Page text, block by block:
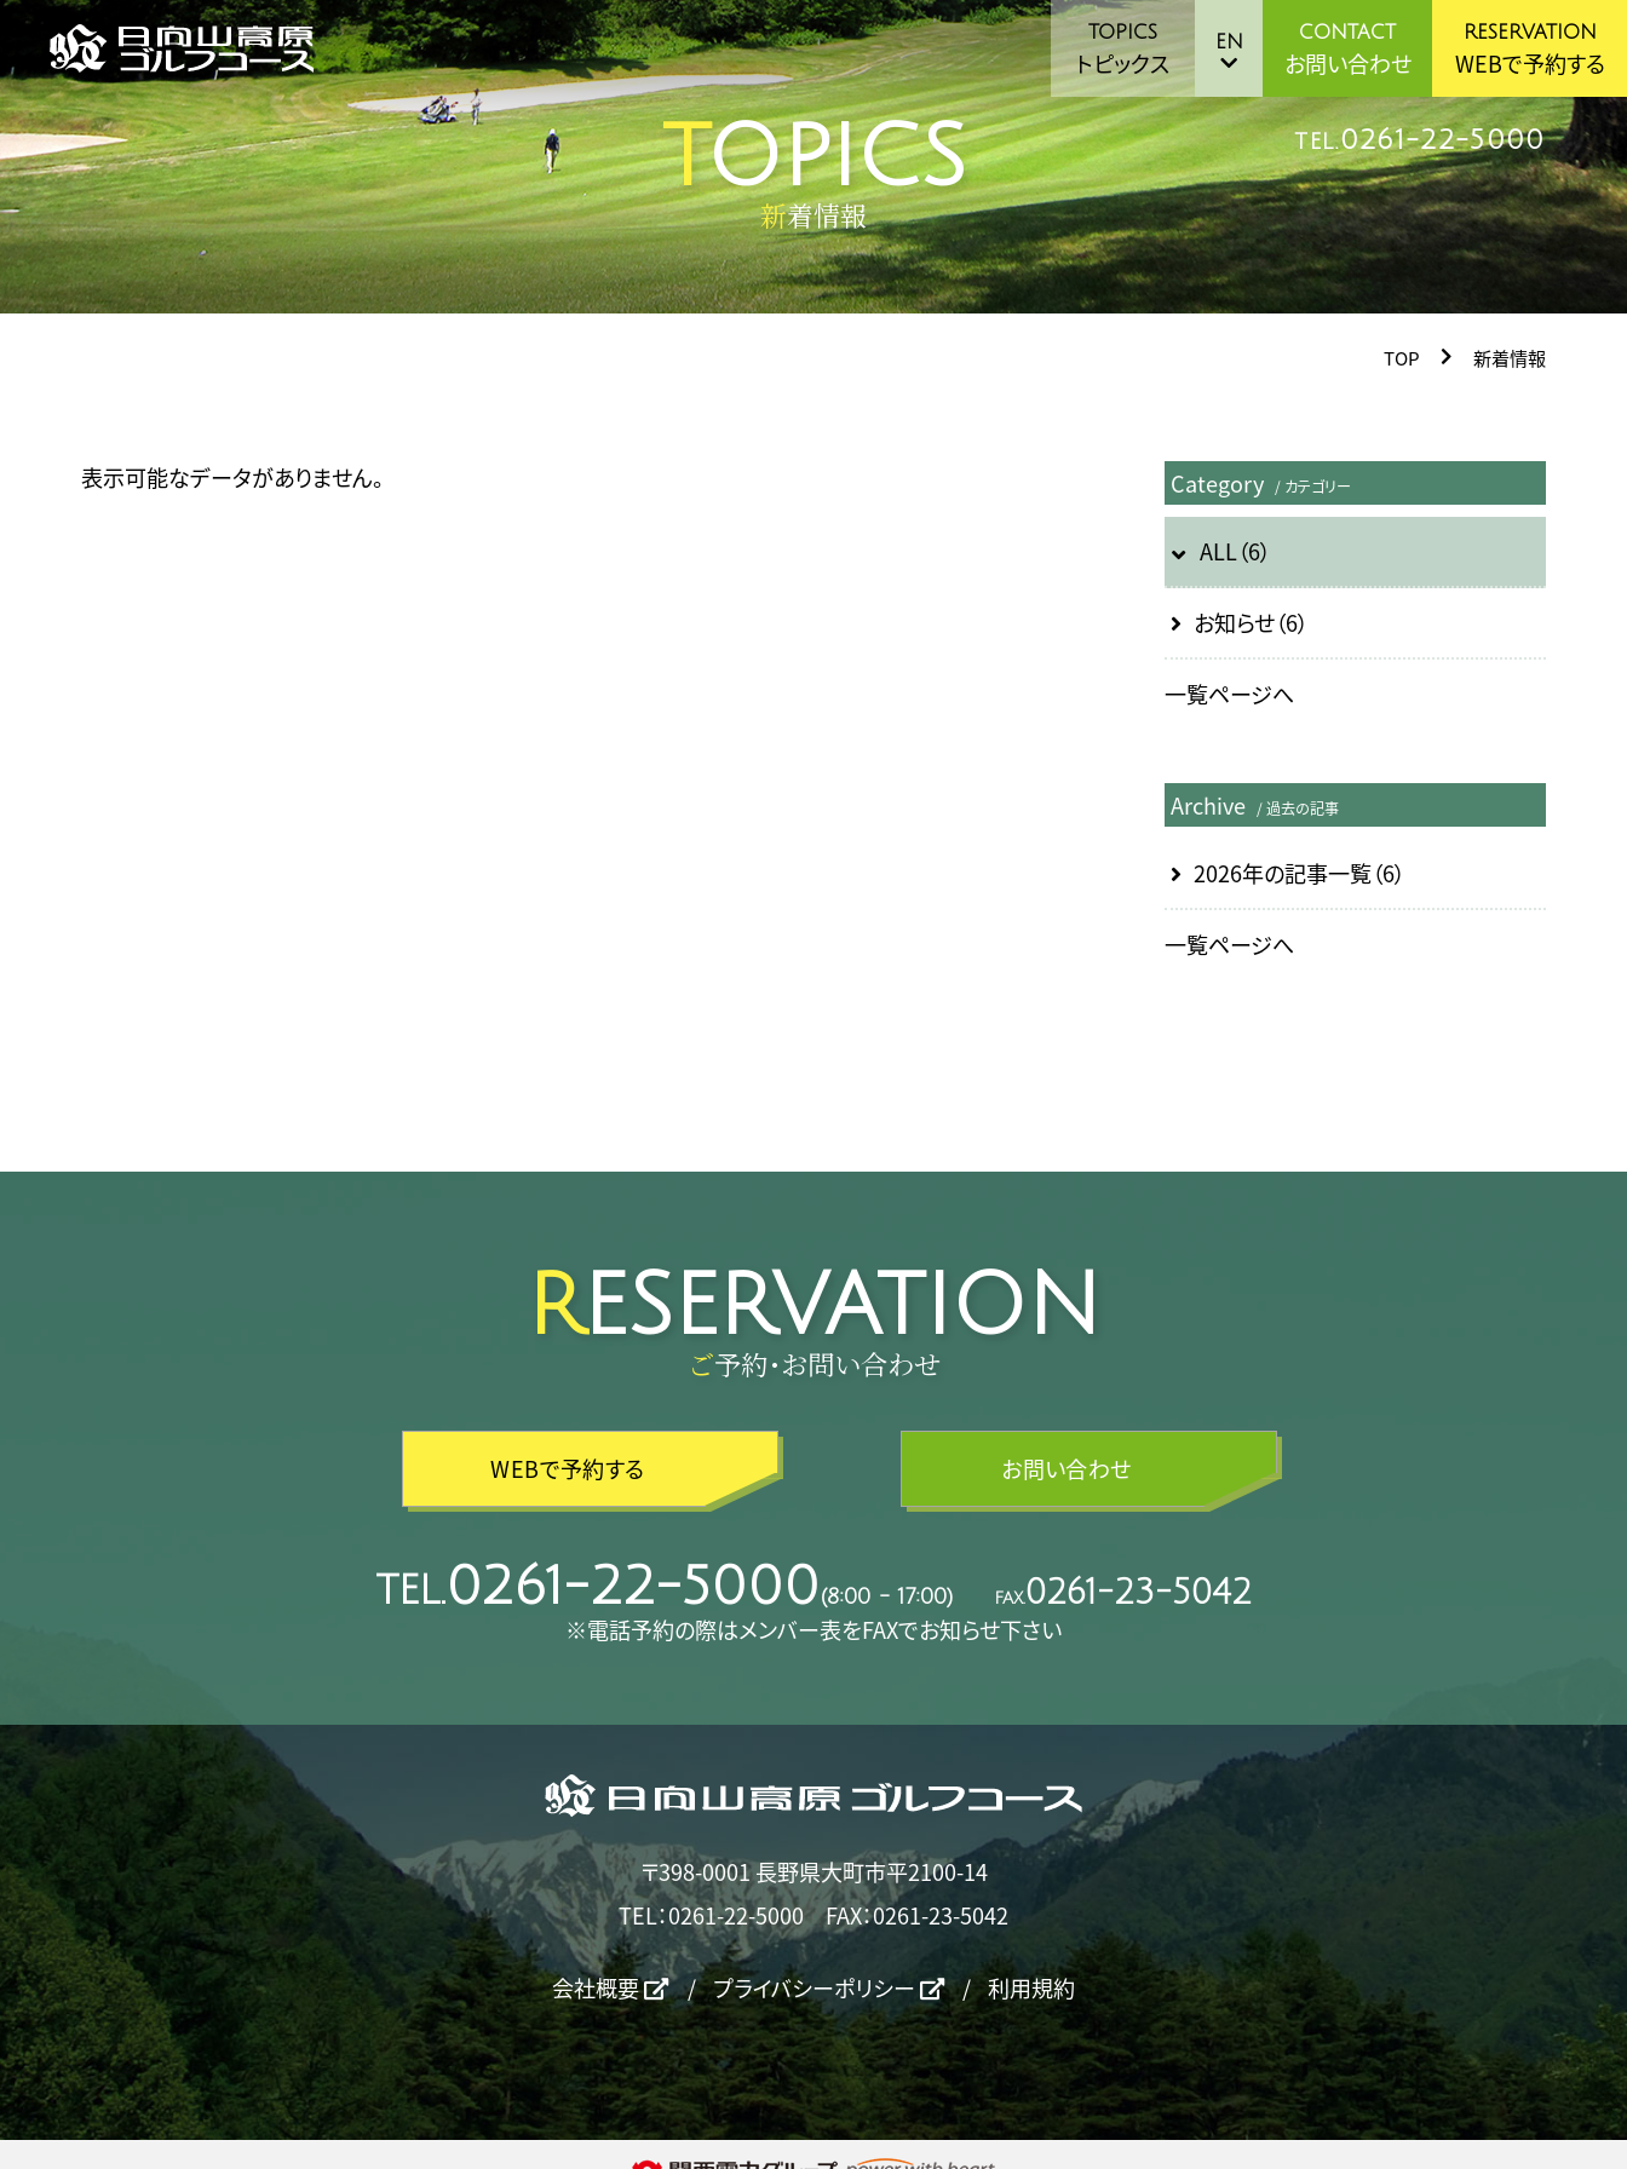
TOPICS
トピックス
EN CONTACT
お問い合わせ
RESERVATION
WEBで予約する
TEL.0261-22-5000
TOPICS
新着情報
TOP 新着情報
表示可能なデータがありません。 Category / カテゴリー
ALL（6）
お知らせ（6）
一覧ページへ
Archive / 過去の記事
2026年の記事一覧（6）
一覧ページへ
RESERVATION
ご予約･お問い合わせ
WEBで予約する お問い合わせ
TEL.0261-22-5000 (8:00 - 17:00) FAX.0261-23-5042
※電話予約の際はメンバー表をFAXでお知らせ下さい
〒398-0001 長野県大町市平2100-14
TEL：0261-22-5000 FAX：0261-23-5042
会社概要 プライバシーポリシー 利用規約